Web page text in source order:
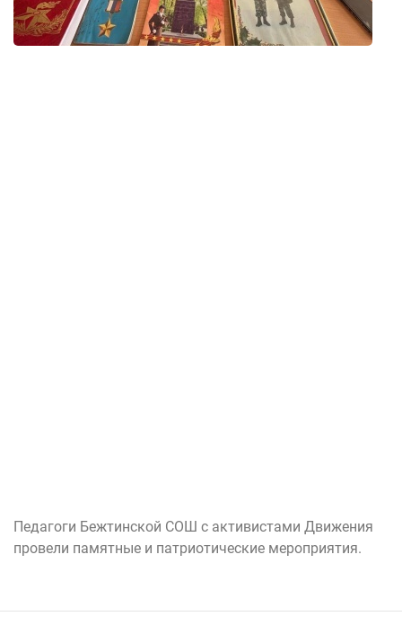
Педагоги Бежтинской СОШ с активистами Движения
провели памятные и патриотические мероприятия.